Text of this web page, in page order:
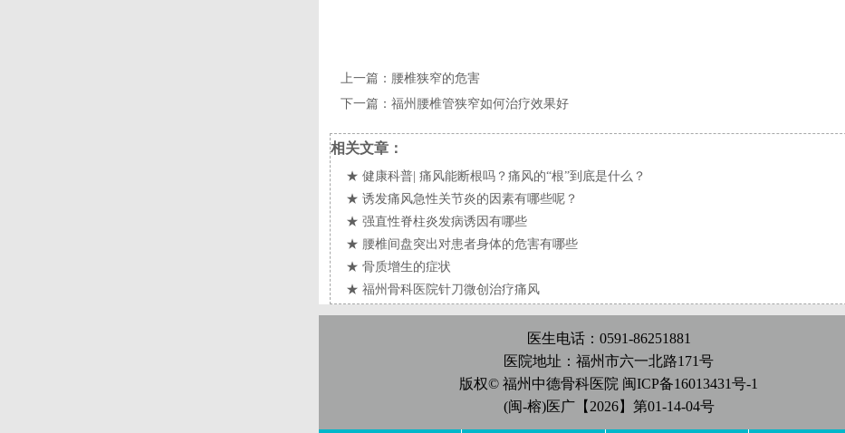
上一篇： 腰椎狭窄的危害
下一篇：福州腰椎管狭窄如何治疗效果好
相关文章：
★健康科普| 痛风能断根吗？痛风的“根”到底是什么？
★诱发痛风急性关节炎的因素有哪些呢？
★强直性脊柱炎发病诱因有哪些
★ 腰椎间盘突出对患者身体的危害有哪些
★骨质增生的症状
★福州骨科医院针刀微创治疗痛风
医生电话：0591-86251881
医院地址：福州市六一北路171号
版权© 福州中德骨科医院 闽ICP备16013431号-1
(闽-榕)医广【2026】第01-14-04号